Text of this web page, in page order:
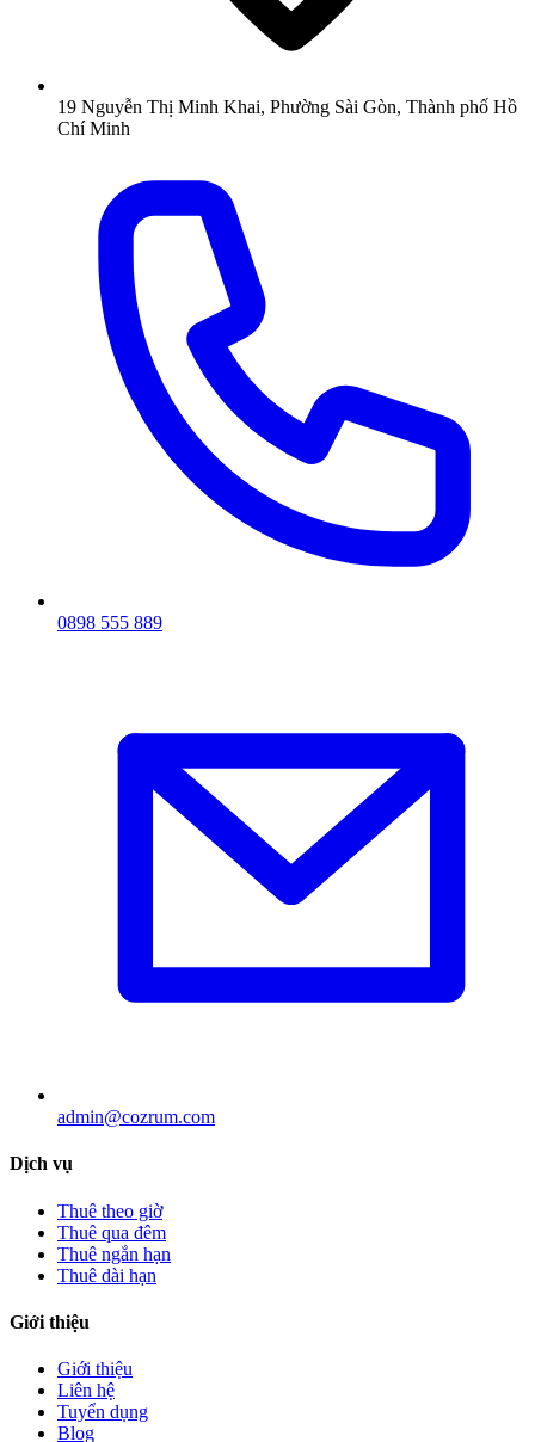
19 Nguyễn Thị Minh Khai, Phường Sài Gòn, Thành phố Hồ
Chí Minh
0898 555 889
admin@cozrum.com
Dịch vụ
Thuê theo giờ
Thuê qua đêm
Thuê ngắn hạn
Thuê dài hạn
Giới thiệu
Giới thiệu
Liên hệ
Tuyển dụng
Blog